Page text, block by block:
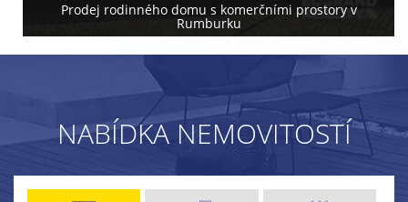
Prodej rodinného domu s komerčními prostory v
Rumburku
NABÍDKA NEMOVITOSTÍ